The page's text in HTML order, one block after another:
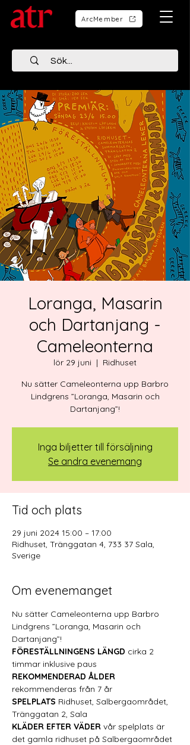
ArcMember
Loranga, Masarin
och Dartanjang -
Cameleonterna
lör 29 juni
  |
Ridhuset
Nu sätter Cameleonterna upp Barbro
Lindgrens ”Loranga, Masarin och
Dartanjang”!
Inga biljetter till försäljning
Se andra evenemang
Tid och plats
29 juni 2024 15:00 – 17:00
Ridhuset, Tränggatan 4, 733 37 Sala,
Sverige
Om evenemanget
Nu sätter Cameleonterna upp Barbro
Lindgrens ”Loranga, Masarin och
Dartanjang”!
FÖRESTÄLLNINGENS LÄNGD cirka 2
timmar inklusive paus
REKOMMENDERAD ÅLDER
rekommenderas från 7 år
SPELPLATS Ridhuset, Salbergaområdet,
Tränggatan 2, Sala
KLÄDER EFTER VÄDER vår spelplats är
det gamla ridhuset på Salbergaområdet